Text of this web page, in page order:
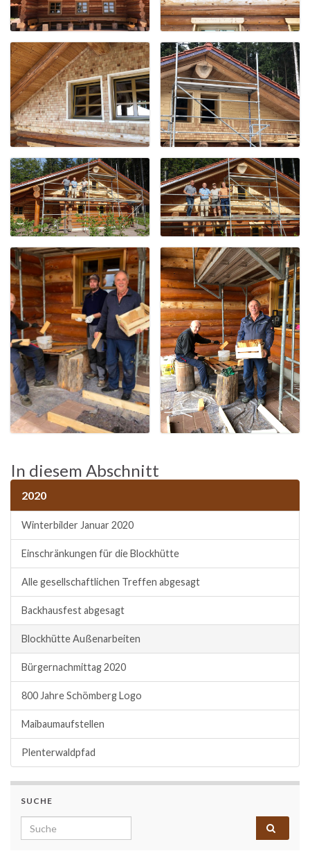
In diesem Abschnitt
2020
Winterbilder Januar 2020
Einschränkungen für die Blockhütte
Alle gesellschaftlichen Treffen abgesagt
Backhausfest abgesagt
Blockhütte Außenarbeiten
Bürgernachmittag 2020
800 Jahre Schömberg Logo
Maibaumaufstellen
Plenterwaldpfad
SUCHE
Search for: